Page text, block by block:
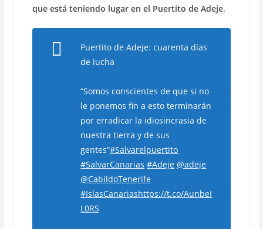
que está teniendo lugar en el Puertito de Adeje.
Puertito de Adeje: cuarenta días
de lucha
“Somos conscientes de que si no
le ponemos fin a esto terminarán
por erradicar la idiosincrasia de
nuestra tierra y de sus
gentes”#Salvarelpuertito
#SalvarCanarias #Adeje @adeje
@CabildoTenerife
#IslasCanariashttps://t.co/AunbeI
L0RS